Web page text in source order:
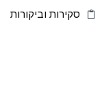
סקירות וביקורות